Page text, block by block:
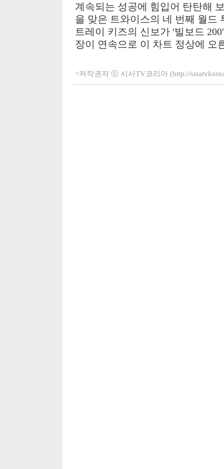
계속되는 성공에 힘입어 탄탄해
을 맞은 트와이스의 네 번째 월드
트레이 키즈의 신보가 '빌보드
장이 연속으로 이 차트 정상에 오
<저작권자 ⓒ 시사TV코리아 (http://